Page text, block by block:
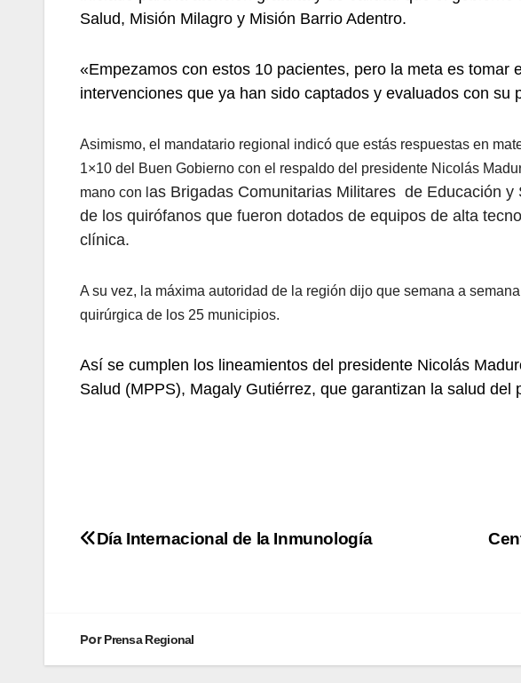
Salud, Misión Milagro y Misión Barrio Adentro.
«Empezamos con estos 10 pacientes, pero la meta es tomar
intervenciones que ya han sido captados y evaluados con su
Asimismo, el mandatario regional indicó que estás respuestas en
1×10 del Buen Gobierno con el respaldo del presidente Nicolás
mano con l as Brigadas Comunitarias Militares de Educación y
de los quirófanos que fueron dotados de equipos de alta
clínica.
A su vez, la máxima autoridad de la región dijo que semana a
quirúrgica de los 25 municipios.
Así se cumplen los lineamientos del presidente Nicolás
Salud (MPPS), Magaly Gutiérrez, que garantizan la salud del
Día Internacional de la Inmunología
PorPrensa Regional